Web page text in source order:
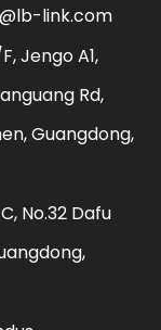
link.com
Jengo A1,
Rd,
Guangdong,
No.32 Dafu